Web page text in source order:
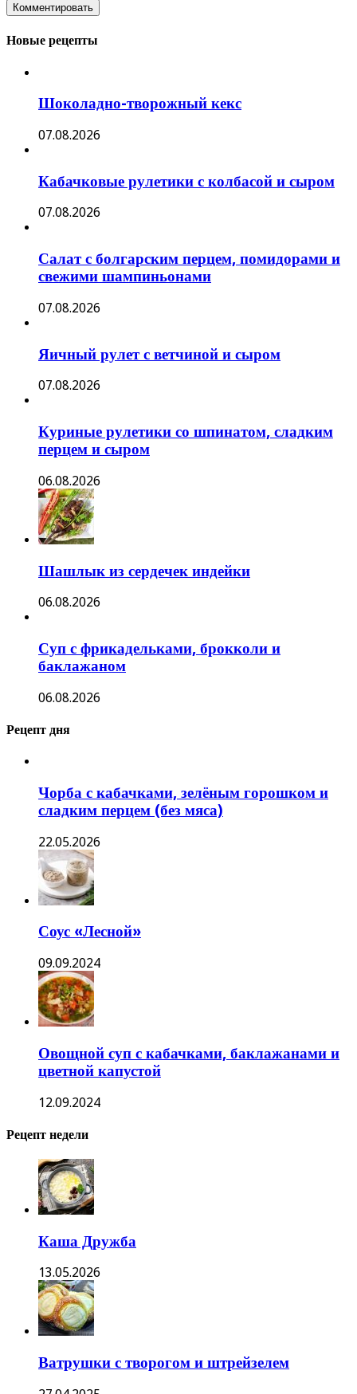
Новые рецепты
Шоколадно-творожный кекс
07.08.2026
Кабачковые рулетики с колбасой и сыром
07.08.2026
Салат с болгарским перцем, помидорами и
свежими шампиньонами
07.08.2026
Яичный рулет с ветчиной и сыром
07.08.2026
Куриные рулетики со шпинатом, сладким
перцем и сыром
06.08.2026
Шашлык из сердечек индейки
06.08.2026
Суп с фрикадельками, брокколи и
баклажаном
06.08.2026
Рецепт дня
Чорба с кабачками, зелёным горошком и
сладким перцем (без мяса)
22.05.2026
Соус «Лесной»
09.09.2024
Овощной суп с кабачками, баклажанами и
цветной капустой
12.09.2024
Рецепт недели
Каша Дружба
13.05.2026
Ватрушки с творогом и штрейзелем